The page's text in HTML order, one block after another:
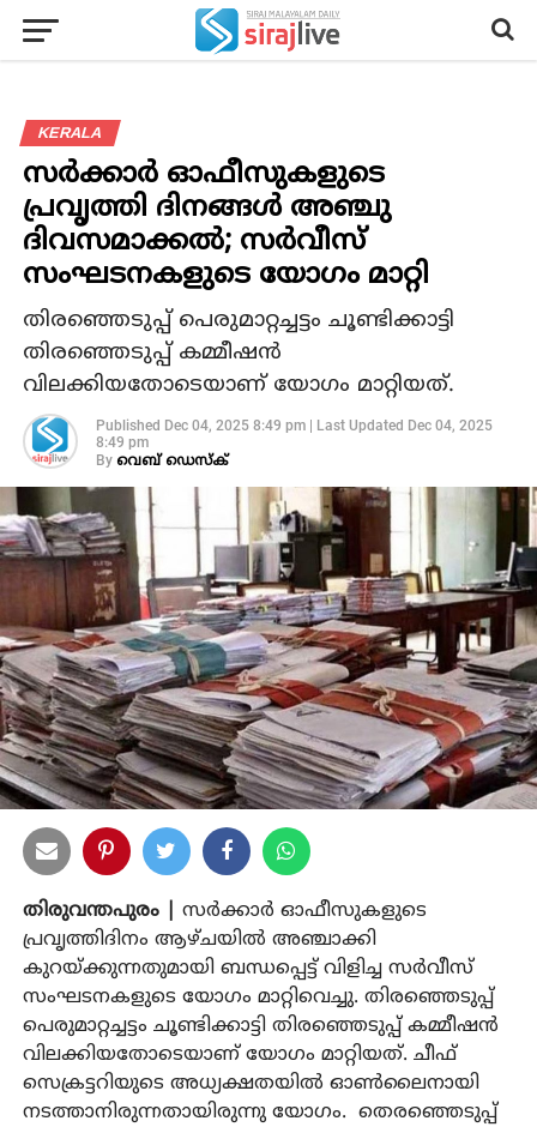
KERALA
സര്‍ക്കാര്‍ ഓഫീസുകളുടെ
പ്രവൃത്തി ദിനങ്ങള്‍ അഞ്ചു
ദിവസമാക്കല്‍; സര്‍വീസ്
സംഘടനകളുടെ യോഗം മാറ്റി
തിരഞ്ഞെടുപ്പ് പെരുമാറ്റച്ചട്ടം ചൂണ്ടിക്കാട്ടി
തിരഞ്ഞെടുപ്പ് കമ്മീഷൻ
വിലക്കിയതോടെയാണ് യോഗം മാറ്റിയത്.
Published Dec 04, 2025 8:49 pm| Last Updated Dec 04, 2025
8:49 pm
By വെബ് ഡെസ്‌ക്
തിരുവന്തപുരം |
സര്‍ക്കാര്‍ ഓഫീസുകളുടെ
പ്രവൃത്തിദിനം ആഴ്ചയില്‍ അഞ്ചാക്കി
കുറയ്ക്കുന്നതുമായി ബന്ധപ്പെട്ട് വിളിച്ച സര്‍വീസ്
സംഘടനകളുടെ യോഗം മാറ്റിവെച്ചു. തിരഞ്ഞെടുപ്പ്
പെരുമാറ്റച്ചട്ടം ചൂണ്ടിക്കാട്ടി തിരഞ്ഞെടുപ്പ് കമ്മീഷൻ
വിലക്കിയതോടെയാണ് യോഗം മാറ്റിയത്. ചീഫ്
സെക്രട്ടറിയുടെ അധ്യക്ഷതയില്‍ ഓണ്‍ലൈനായി
നടത്താനിരുന്നതായിരുന്നു യോഗം. തെരഞ്ഞെടുപ്പ്